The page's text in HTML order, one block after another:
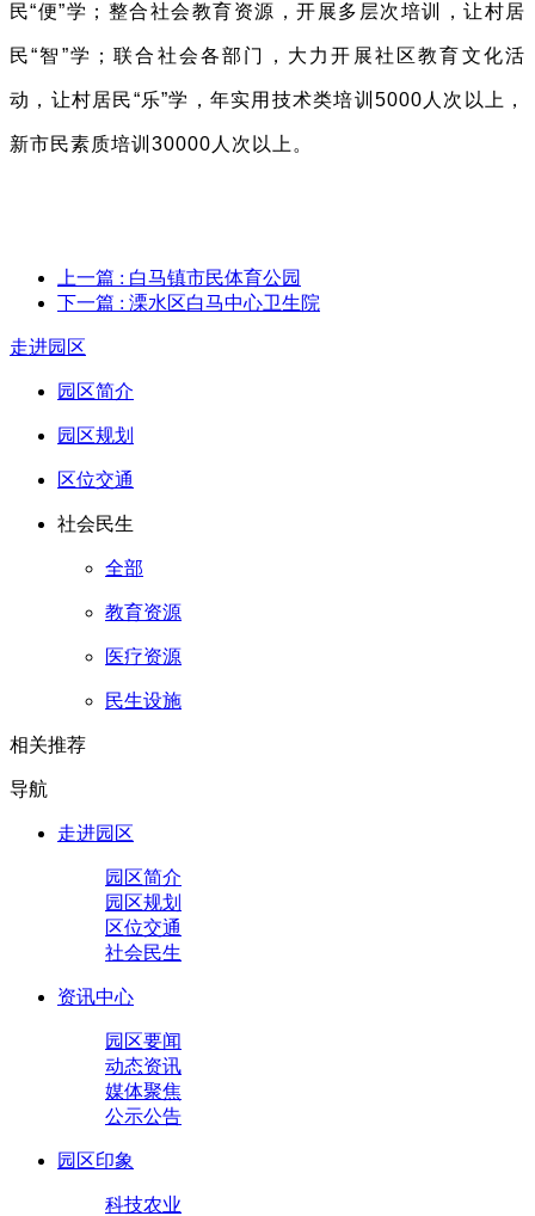
民“便”学；整合社会教育资源，开展多层次培训，让村居
民“智”学；联合社会各部门，大力开展社区教育文化活
动，让村居民“乐”学，年实用技术类培训5000人次以上，
新市民素质培训30000人次以上。
上一篇 : 白马镇市民体育公园
下一篇 : 溧水区白马中心卫生院
走进园区
园区简介
园区规划
区位交通
社会民生
全部
教育资源
医疗资源
民生设施
相关推荐
导航
走进园区
园区简介
园区规划
区位交通
社会民生
资讯中心
园区要闻
动态资讯
媒体聚焦
公示公告
园区印象
科技农业